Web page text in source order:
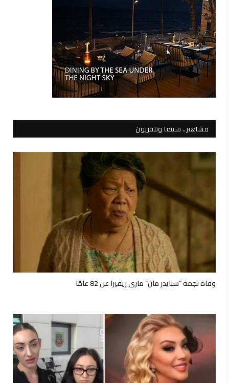
مشاهير.. سينما وتلفزيون
وفاة نجمة “سبايدر مان” ماري ريفيرا عن 82 عامًا